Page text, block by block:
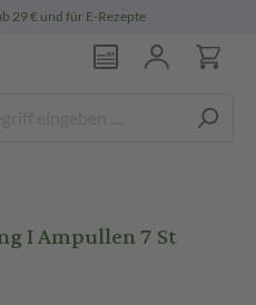
29 € und für E-Rezepte
I Ampullen 7 St